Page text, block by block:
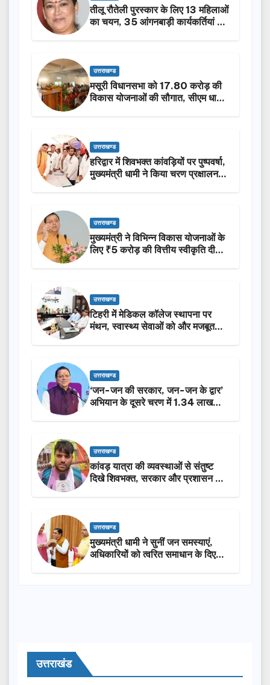
तीलू रौतेली पुरस्कार के लिए 13 महिलाओं
का चयन, 35 आंगनबाड़ी कार्यकर्तियां भी
उत्तराखण्ड
मसूरी विधानसभा को 17.80 करोड़ की
विकास योजनाओं की सौगात, सीएम धामी
उत्तराखण्ड
हरिद्वार में शिवभक्त कांवड़ियों पर पुष्पवर्षा,
मुख्यमंत्री धामी ने किया चरण प्रक्षालन…
उत्तराखण्ड
मुख्यमंत्री ने विभिन्न विकास योजनाओं के
लिए ₹5 करोड़ की वित्तीय स्वीकृति दी…
उत्तराखण्ड
टिहरी में मेडिकल कॉलेज स्थापना पर
मंथन, स्वास्थ्य सेवाओं को और मजबूत
उत्तराखण्ड
‘जन-जन की सरकार, जन-जन के द्वार’
अभियान के दूसरे चरण में 1.34 लाख
उत्तराखण्ड
कांवड़ यात्रा की व्यवस्थाओं से संतुष्ट
दिखे शिवभक्त, सरकार और प्रशासन की
उत्तराखण्ड
मुख्यमंत्री धामी ने सुनीं जन समस्याएं,
अधिकारियों को त्वरित समाधान के दिए
उत्तराखंड